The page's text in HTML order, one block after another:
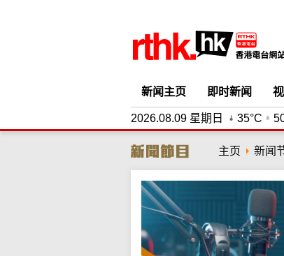
新闻主页 即时新闻
2026.08.09 星期日 35°C
主页 新闻